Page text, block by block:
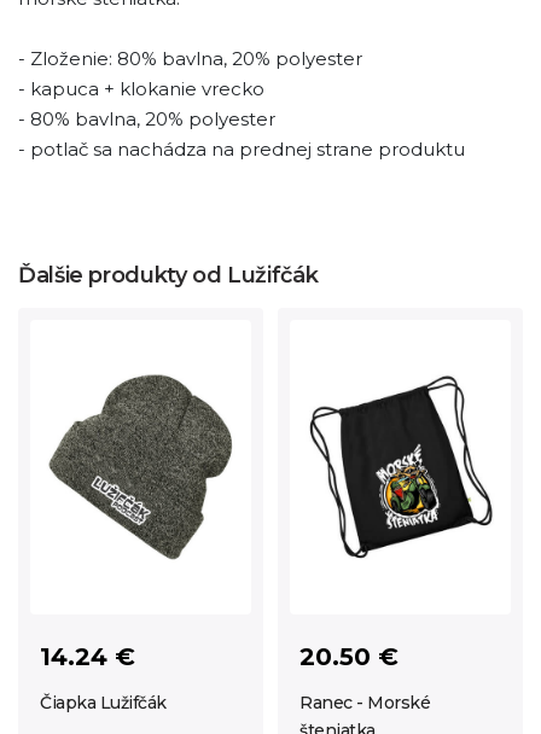
- Zloženie: 80% bavlna, 20% polyester
- kapuca + klokanie vrecko
- 80% bavlna, 20% polyester
- potlač sa nachádza na prednej strane produktu
Ďalšie produkty od Lužifčák
14.24 €
Čiapka Lužifčák
20.50 €
Ranec - Morské